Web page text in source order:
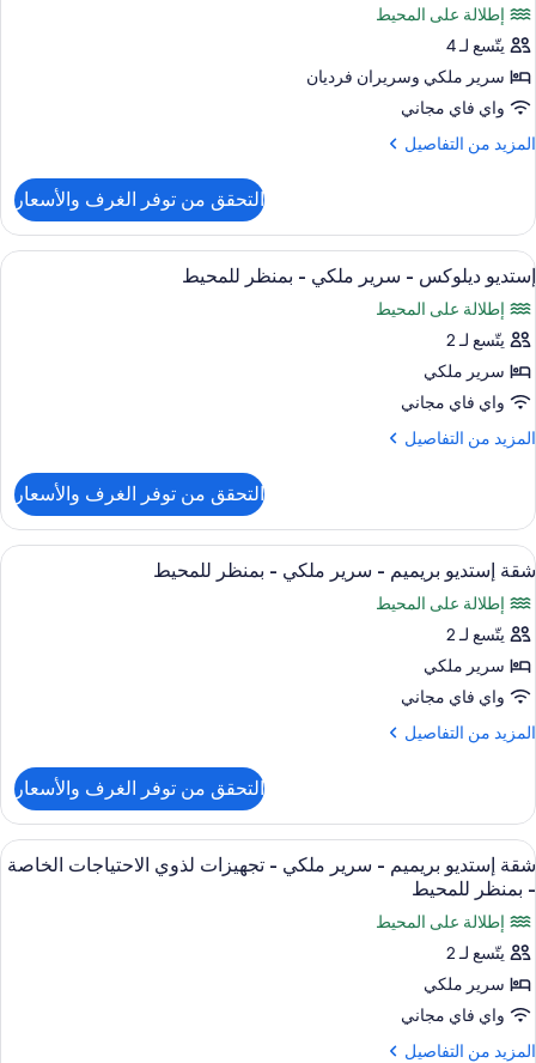
صور
كابينة
بريميير
-
عدة
أسرّة
على
المحيط
إطلالة على المحيط
يتّسع لـ 4
سرير ملكي‫‬ وسريران فرديان
واي فاي مجاني
المزيد من التفاصيل
المزيد
كابينة
بريميير
-
عدة
أسرّة
المحيط
التحقق من توفر الغرف والأسعار
استعراض
جميع
صور
إستديو
ديلوكس
-
سرير
ملكي
بمنظر
للمحيط
ملاءات من القطن المصري وأغطية فراش
6
إستديو ديلوكس - سرير ملكي - بمنظر للمحيط
إطلالة على المحيط
يتّسع لـ 2
سرير ملكي
واي فاي مجاني
المزيد من التفاصيل
المزيد
إستديو
ديلوكس
-
ملكي
للمحيط
التحقق من توفر الغرف والأسعار
استعراض
جميع
صور
شقة
إستديو
بريميم
-
سرير
-
بمنظر
للمحيط
ملاءات من القطن المصري وأغطية فراش
23
شقة إستديو بريميم - سرير ملكي - بمنظر للمحيط
إطلالة على المحيط
يتّسع لـ 2
سرير ملكي
واي فاي مجاني
المزيد من التفاصيل
المزيد
شقة
إستديو
بريميم
سرير
ملكي
بمنظر
للمحيط
التحقق من توفر الغرف والأسعار
استعراض
جميع
صور
شقة
إستديو
بريميم
-
سرير
ملاءات من القطن المصري وأغطية فراش
5
شقة إستديو بريميم - سرير ملكي - تجهيزات لذوي الاحتياجات الخاصة
- بمنظر للمحيط
إطلالة على المحيط
يتّسع لـ 2
سرير ملكي
واي فاي مجاني
المزيد من التفاصيل
المزيد